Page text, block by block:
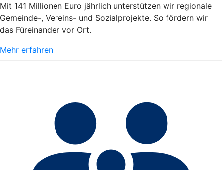
Mit 141 Millionen Euro jährlich unterstützen wir regionale
Gemeinde-, Vereins- und Sozialprojekte. So fördern wir
das Füreinander vor Ort.
Mehr erfahren